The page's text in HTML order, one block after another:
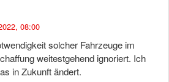
08:00
solcher Fahrzeuge im
weitestgehend ignoriert. Ich
in Zukunft ändert.